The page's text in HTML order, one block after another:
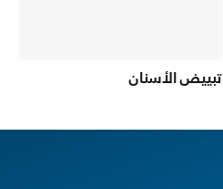
تبييض الأسنان